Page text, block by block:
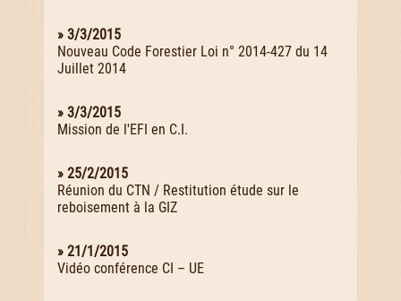
» 3/3/2015
Nouveau Code Forestier Loi n° 2014-427 du 14
Juillet 2014
» 3/3/2015
Mission de l'EFI en C.I.
» 25/2/2015
Réunion du CTN / Restitution étude sur le
reboisement à la GIZ
» 21/1/2015
Vidéo conférence CI – UE